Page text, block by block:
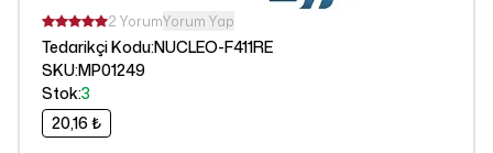
2 YorumYorum Yap
Tedarikçi Kodu:NUCLEO-F411RE
SKU:MP01249
Stok:3
20,16 ₺